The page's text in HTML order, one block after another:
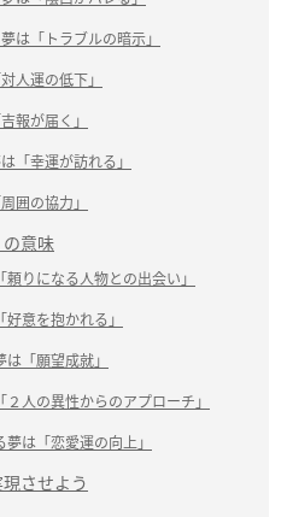
は「トラブルの暗示」
人運の低下」
報が届く」
「幸運が訪れる」
囲の協力」
意味
頼りになる人物との出会い」
好意を抱かれる」
「願望成就」
２人の異性からのアプローチ」
夢は「恋愛運の向上」
させよう